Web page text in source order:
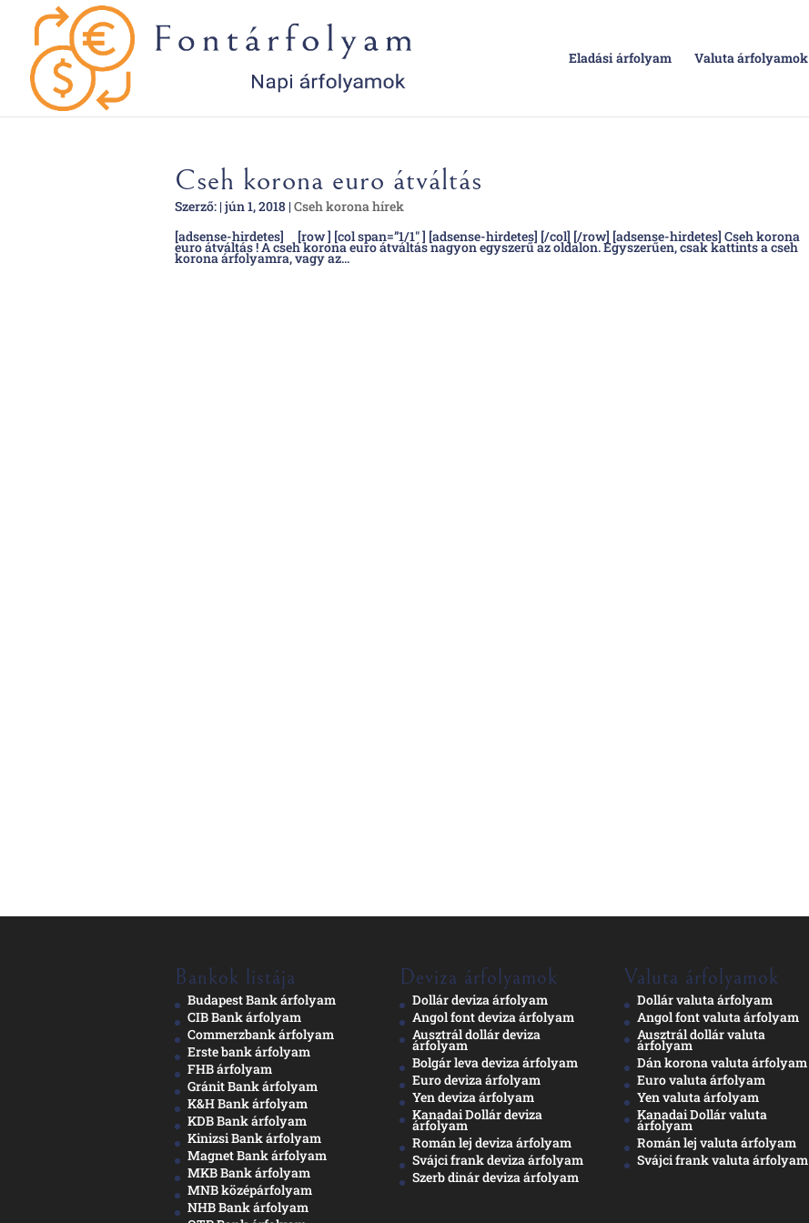
Eladási árfolyam Valuta árfolyamok
Cseh korona euro átváltás
Szerző: | jún 1, 2018 | Cseh korona hírek
[adsense-hirdetes] [row ] [col span=”1/1″ ] [adsense-hirdetes] [/col] [/row] [adsense-hirdetes] Cseh korona
euro átváltás ! A cseh korona euro átváltás nagyon egyszerű az oldalon. Egyszerűen, csak kattints a cseh
korona árfolyamra, vagy az...
Bankok listája
Budapest Bank árfolyam
CIB Bank árfolyam
Commerzbank árfolyam
Erste bank árfolyam
FHB árfolyam
Gránit Bank árfolyam
K&H Bank árfolyam
KDB Bank árfolyam
Kinizsi Bank árfolyam
Magnet Bank árfolyam
MKB Bank árfolyam
MNB középárfolyam
NHB Bank árfolyam
Deviza árfolyamok
Dollár deviza árfolyam
Angol font deviza árfolyam
Ausztrál dollár deviza
árfolyam
Bolgár leva deviza árfolyam
Euro deviza árfolyam
Yen deviza árfolyam
Kanadai Dollár deviza
árfolyam
Román lej deviza árfolyam
Svájci frank deviza árfolyam
Szerb dinár deviza árfolyam
Valuta árfolyamok
Dollár valuta árfolyam
Angol font valuta árfolyam
Ausztrál dollár valuta
árfolyam
Dán korona valuta árfolyam
Euro valuta árfolyam
Yen valuta árfolyam
Kanadai Dollár valuta
árfolyam
Román lej valuta árfolyam
Svájci frank valuta árfolyam